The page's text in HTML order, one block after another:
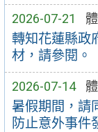
2026-07-21
轉知花蓮縣政
材，請參閱。
2026-07-14
暑假期間，請
防止意外事件